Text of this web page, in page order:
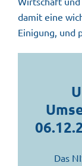
damit eine
Einigung, und
Das